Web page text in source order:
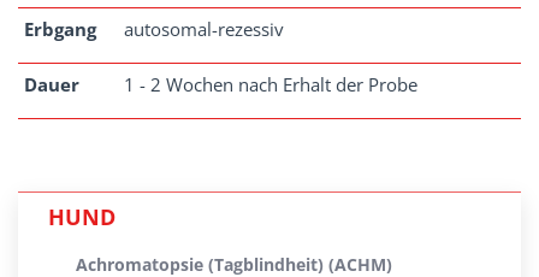
Erbgang autosomal-rezessiv
Dauer 1 - 2 Wochen nach Erhalt der Probe
HUND
Achromatopsie (Tagblindheit) (ACHM)